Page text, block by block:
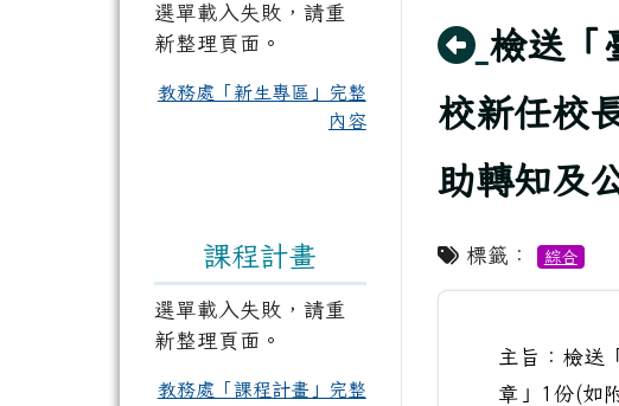
選單載入失敗，請重
新整理頁面。
教務處「新生專區」完整
內容
課程計畫
選單載入失敗，請重
新整理頁面。
教務處「課程計畫」完整
回上頁
檢送「
校新任校
助轉知及
標籤： 綜合
主旨：檢送
章」1份(如